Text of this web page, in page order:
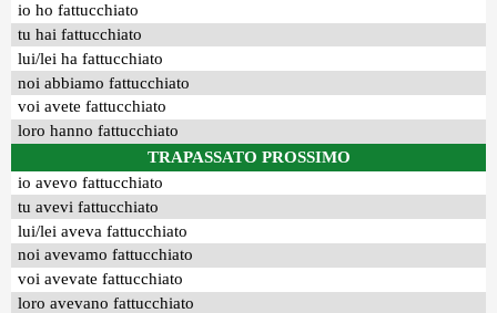
io ho fattucchiato
tu hai fattucchiato
lui/lei ha fattucchiato
noi abbiamo fattucchiato
voi avete fattucchiato
loro hanno fattucchiato
TRAPASSATO PROSSIMO
io avevo fattucchiato
tu avevi fattucchiato
lui/lei aveva fattucchiato
noi avevamo fattucchiato
voi avevate fattucchiato
loro avevano fattucchiato